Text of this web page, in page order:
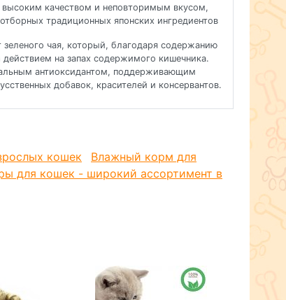
высоким качеством и неповторимым вкусом,
традиционных японских ингредиентов
зеленого чая, который, благодаря содержанию
на запах содержимого кишечника.
антиоксидантом, поддерживающим
добавок, красителей и консервантов.
кошек
Влажный корм для
для кошек - широкий ассортимент в